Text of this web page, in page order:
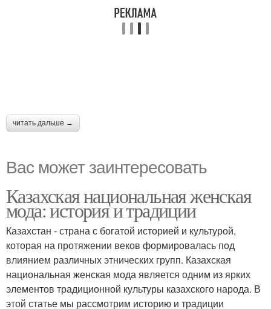
читать дальше →
Вас может заинтересовать
Казахская национальная женская
мода: история и традиции
Казахстан - страна с богатой историей и культурой,
которая на протяжении веков формировалась под
влиянием различных этнических групп. Казахская
национальная женская мода является одним из ярких
элементов традиционной культуры казахского народа. В
этой статье мы рассмотрим историю и традиции